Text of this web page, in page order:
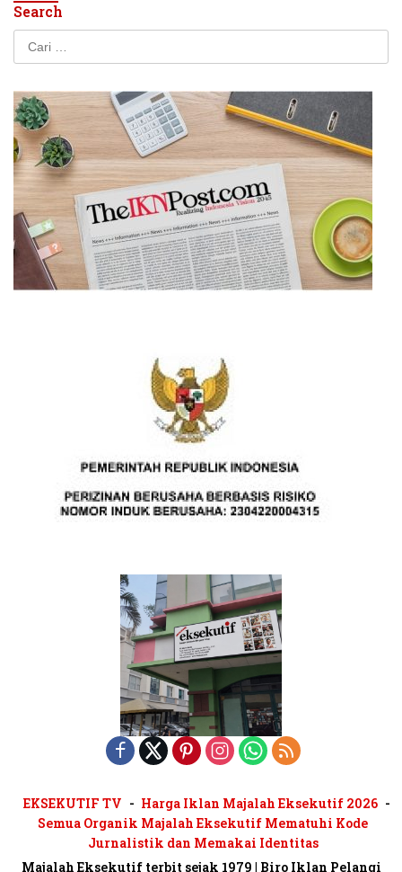
Search
Cari
untuk:
EKSEKUTIF TV
Harga Iklan Majalah Eksekutif 2026
Semua Organik Majalah Eksekutif Mematuhi Kode
Jurnalistik dan Memakai Identitas
Majalah Eksekutif terbit sejak 1979 | Biro Iklan Pelangi